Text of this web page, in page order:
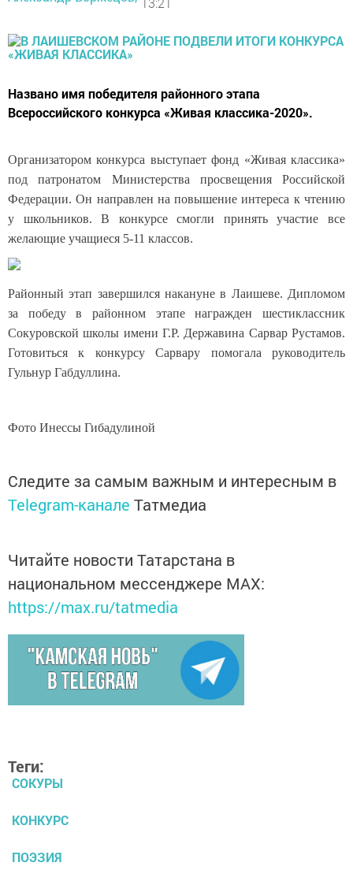
Названо имя победителя районного этапа
Всероссийского конкурса «Живая классика-2020».
Организатором конкурса выступает фонд «Живая классика»
под патронатом Министерства просвещения Российской
Федерации. Он направлен на повышение интереса к чтению
у школьников. В конкурсе смогли принять участие все
желающие учащиеся 5-11 классов.
Районный этап завершился накануне в Лаишеве. Дипломом
за победу в районном этапе награжден шестиклассник
Сокуровской школы имени Г.Р. Державина Сарвар Рустамов.
Готовиться к конкурсу Сарвару помогала руководитель
Гульнур Габдуллина.
Фото Инессы Гибадулиной
Следите за самым важным и интересным в
Telegram-канале Татмедиа
Читайте новости Татарстана в
национальном мессенджере MАХ:
https://max.ru/tatmedia
Теги:
СОКУРЫ
КОНКУРС
ПОЭЗИЯ